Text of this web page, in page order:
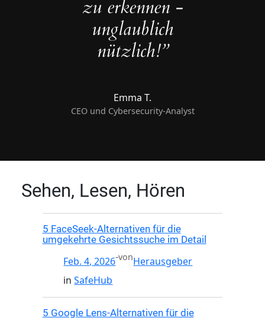
zu erkennen -
unglaublich
nützlich!”
Emma T.
CEO und Cybersecurity-Analyst
Sehen, Lesen, Hören
5 FaceSeek-Alternativen für die
umgekehrte Gesichtssuche im Detail
Feb. 4, 2026-vonHerausgeber
inSafeHub
5 Google Lens-Alternativen für die